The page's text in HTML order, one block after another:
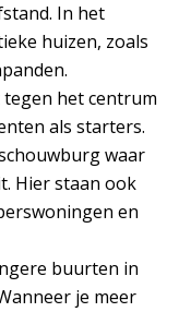
In het
huizen, zoals
het centrum
als starters.
waar
Hier staan ook
en
buurten in
je meer